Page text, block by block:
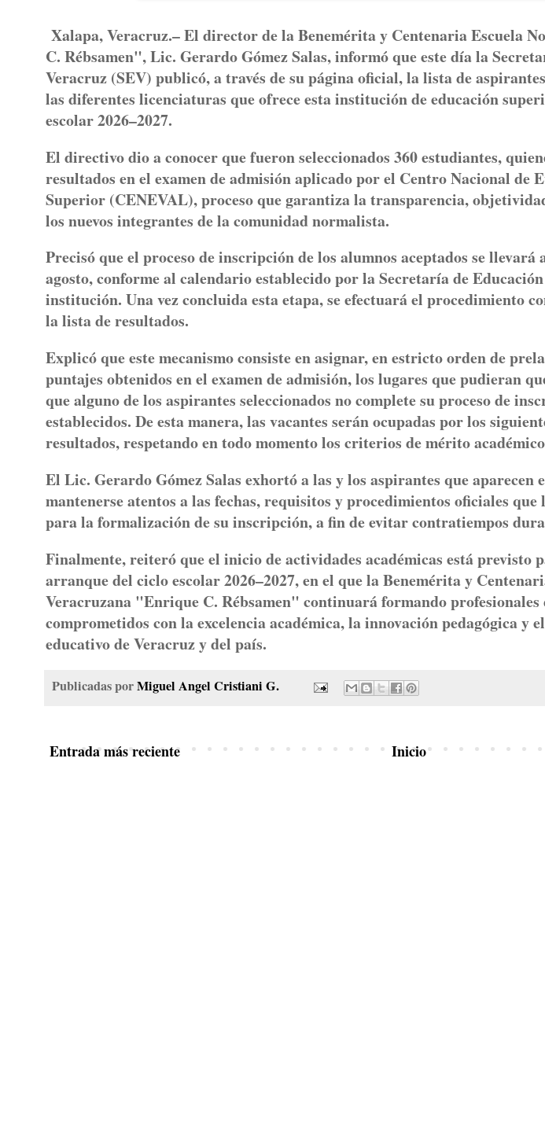
Xalapa, Veracruz.– El director de la Benemérita y Centenaria Escuela
C. Rébsamen", Lic. Gerardo Gómez Salas, informó que este día la
Veracruz (SEV) publicó, a través de su página oficial, la lista de
las diferentes licenciaturas que ofrece esta institución de educación
escolar 2026–2027.
El directivo dio a conocer que fueron seleccionados 360 estudiantes,
resultados en el examen de admisión aplicado por el Centro Nacional de
Superior (CENEVAL), proceso que garantiza la transparencia,
los nuevos integrantes de la comunidad normalista.
Precisó que el proceso de inscripción de los alumnos aceptados se llevará
agosto, conforme al calendario establecido por la Secretaría de
institución. Una vez concluida esta etapa, se efectuará el procedimiento
la lista de resultados.
Explicó que este mecanismo consiste en asignar, en estricto orden de
puntajes obtenidos en el examen de admisión, los lugares que pudieran
que alguno de los aspirantes seleccionados no complete su proceso de
establecidos. De esta manera, las vacantes serán ocupadas por los
resultados, respetando en todo momento los criterios de mérito
El Lic. Gerardo Gómez Salas exhortó a las y los aspirantes que aparecen
mantenerse atentos a las fechas, requisitos y procedimientos oficiales
para la formalización de su inscripción, a fin de evitar contratiempos
Finalmente, reiteró que el inicio de actividades académicas está previsto
arranque del ciclo escolar 2026–2027, en el que la Benemérita y
Veracruzana "Enrique C. Rébsamen" continuará formando profesionales
comprometidos con la excelencia académica, la innovación pedagógica y
educativo de Veracruz y del país.
Publicadas porMiguel Angel Cristiani G.
Entrada más reciente Inicio